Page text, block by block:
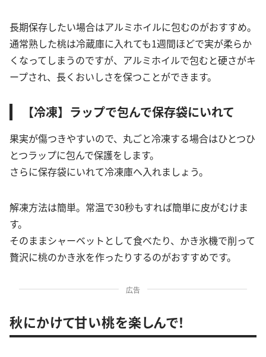
長期保存したい場合はアルミホイルに包むのがおすすめ。
通常熟した桃は冷蔵庫に入れても1週間ほどで実が柔らか
くなってしまうのですが、アルミホイルで包むと硬さがキ
ープされ、長くおいしさを保つことができます。
【冷凍】ラップで包んで保存袋にいれて
果実が傷つきやすいので、丸ごと冷凍する場合はひとつひ
とつラップに包んで保護をします。
さらに保存袋にいれて冷凍庫へ入れましょう。
解凍方法は簡単。常温で30秒もすれば簡単に皮がむけま
す。
そのままシャーベットとして食べたり、かき氷機で削って
贅沢に桃のかき氷を作ったりするのがおすすめです。
広告
秋にかけて甘い桃を楽しんで！